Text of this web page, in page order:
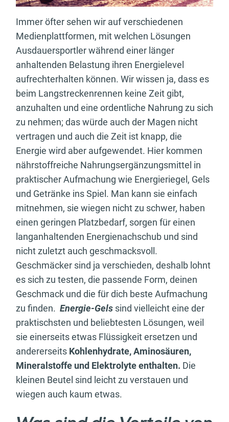
Immer öfter sehen wir auf verschiedenen
Medienplattformen, mit welchen Lösungen
Ausdauersportler während einer länger
anhaltenden Belastung ihren Energielevel
aufrechterhalten können. Wir wissen ja, dass es
beim Langstreckenrennen keine Zeit gibt,
anzuhalten und eine ordentliche Nahrung zu sich
zu nehmen; das würde auch der Magen nicht
vertragen und auch die Zeit ist knapp, die
Energie wird aber aufgewendet. Hier kommen
nährstoffreiche Nahrungsergänzungsmittel in
praktischer Aufmachung wie Energieriegel, Gels
und Getränke ins Spiel. Man kann sie einfach
mitnehmen, sie wiegen nicht zu schwer, haben
einen geringen Platzbedarf, sorgen für einen
langanhaltenden Energienachschub und sind
nicht zuletzt auch geschmacksvoll.
Geschmäcker sind ja verschieden, deshalb lohnt
es sich zu testen, die passende Form, deinen
Geschmack und die für dich beste Aufmachung
zu finden. Energie-Gels sind vielleicht eine der
praktischsten und beliebtesten Lösungen, weil
sie einerseits etwas Flüssigkeit ersetzen und
andererseits Kohlenhydrate, Aminosäuren,
Mineralstoffe und Elektrolyte enthalten. Die
kleinen Beutel sind leicht zu verstauen und
wiegen auch kaum etwas.